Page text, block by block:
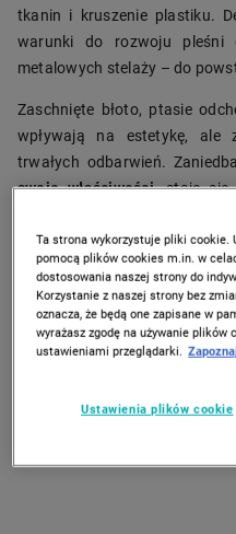
tkanin i kruszenie plastiku.
warunki do rozwoju pleśni
metalowych stelaży – do
Zaschnięte błoto, ptasie
wpływają na estetykę,
trwałych odbarwień.
swoje właściwości, staje się
pielęgnację po zakończeniu
wyjmiesz ze schowka sprzęt
oszczędność pieniędzy,
posłużą Ci znacznie dłużej.
Ta strona wykorzystuje pliki cookie.
pomocą plików cookies m.in. w
dostosowania naszej strony do
Korzystanie z naszej strony bez
oznacza, że będą one zapisane w
wyrażasz zgodę na używanie plików
ustawieniami przeglądarki.
Ustawienia plików cookie